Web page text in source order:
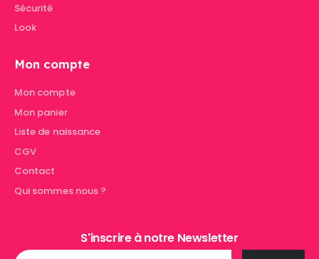
Sécurité
Look
Mon compte
Mon compte
Mon panier
Liste de naissance
CGV
Contact
Qui sommes nous ?
S'inscrire à notre Newsletter